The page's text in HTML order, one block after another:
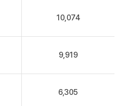
10,074
9,919
6,305